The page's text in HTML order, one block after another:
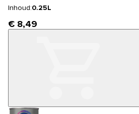
Inhoud:0.25L
€ 8,49